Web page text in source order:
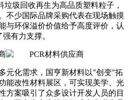
垃圾回收再生为高品质塑料粒子，
不少国际品牌采购代表在现场触摸
与环保溢价价值给予高度评价，认
有力支撑。
元化需求，国亨新材料以“创变”拓
能改性材料展区，可实现美学、光
方案吸引了众多设计开发人员的目